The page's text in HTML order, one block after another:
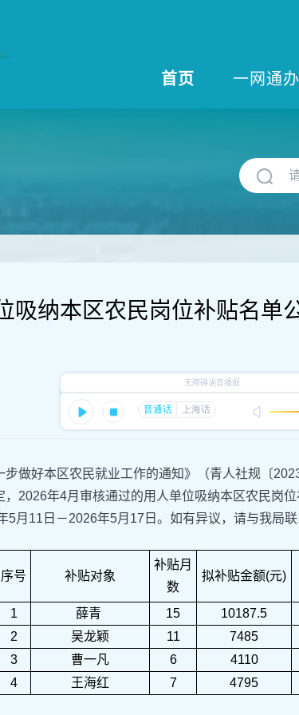
首页 一网通办
吸纳本区农民岗位补贴名单
步做好本区农民就业工作的通知》（青人社规〔
2026年4月审核通过的用人单位吸纳本区农民岗
5月11日－2026年5月17日。如有异议，请与我局联
序号 补贴对象
补贴月
数
拟补贴金额(元)
1 薛青 15
10187.5
2
吴龙颖 11
7485
3
曹一凡 6
4110
4
王海红 7 4795